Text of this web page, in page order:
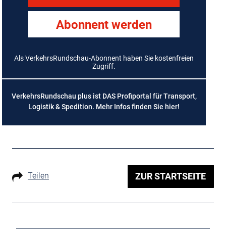
Abonnent werden
Als VerkehrsRundschau-Abonnent haben Sie kostenfreien
Zugriff.
VerkehrsRundschau plus ist DAS Profiportal für Transport,
Logistik & Spedition. Mehr Infos finden Sie hier!
Teilen ZUR STARTSEITE